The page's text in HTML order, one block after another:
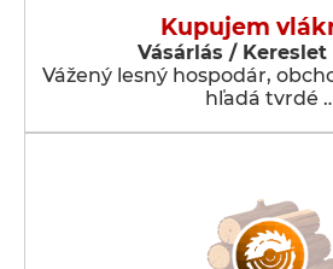
Kupujem
Vásárlás / Kereslet
Vážený lesný hospodár,
hľadá tvrdé